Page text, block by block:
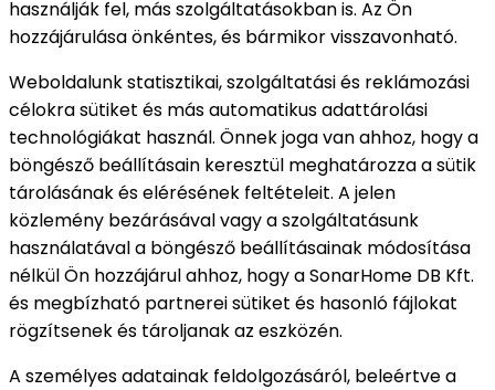
használják fel, más szolgáltatásokban is. Az Ön
hozzájárulása önkéntes, és bármikor visszavonható.
Weboldalunk statisztikai, szolgáltatási és reklámozási
célokra sütiket és más automatikus adattárolási
technológiákat használ. Önnek joga van ahhoz, hogy a
böngésző beállításain keresztül meghatározza a sütik
tárolásának és elérésének feltételeit. A jelen
közlemény bezárásával vagy a szolgáltatásunk
használatával a böngésző beállításainak módosítása
nélkül Ön hozzájárul ahhoz, hogy a SonarHome DB Kft.
és megbízható partnerei sütiket és hasonló fájlokat
rögzítsenek és tároljanak az eszközén.
A személyes adatainak feldolgozásáról, beleértve a